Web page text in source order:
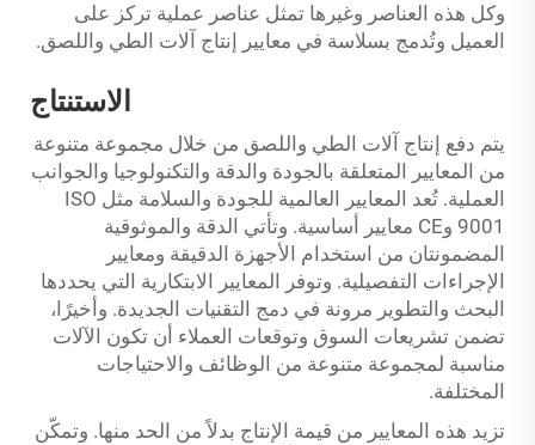
وكل هذه العناصر وغيرها تمثل عناصر عملية تركز على
العميل وتُدمج بسلاسة في معايير إنتاج آلات الطي واللصق.
الاستنتاج
يتم دفع إنتاج آلات الطي واللصق من خلال مجموعة متنوعة
من المعايير المتعلقة بالجودة والدقة والتكنولوجيا والجوانب
العملية. تُعد المعايير العالمية للجودة والسلامة مثل ISO
9001 وCE معايير أساسية. وتأتي الدقة والموثوقية
المضمونتان من استخدام الأجهزة الدقيقة ومعايير
الإجراءات التفصيلية. وتوفر المعايير الابتكارية التي يحددها
البحث والتطوير مرونة في دمج التقنيات الجديدة. وأخيرًا،
تضمن تشريعات السوق وتوقعات العملاء أن تكون الآلات
مناسبة لمجموعة متنوعة من الوظائف والاحتياجات
المختلفة.
تزيد هذه المعايير من قيمة الإنتاج بدلاً من الحد منها. وتمكّن